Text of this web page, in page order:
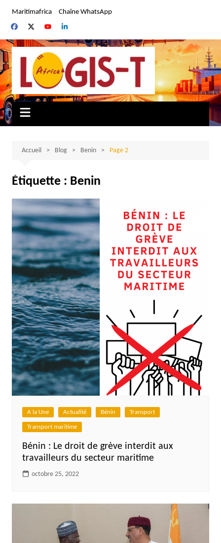
contenu
Maritimafrica Chaîne WhatsApp
Accueil Blog Benin Page 2
Étiquette : Benin
A la Une Actualité Bénin Transport
Transport maritime
Bénin : Le droit de grève interdit aux
travailleurs du secteur maritime
octobre 25, 2022